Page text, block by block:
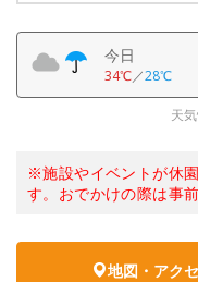
今日
34℃／28℃
天
※施設やイベントが休
す。おでかけの際は事
地図・アク